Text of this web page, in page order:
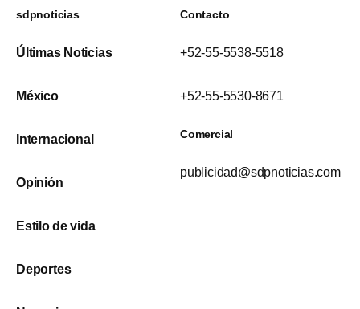
sdpnoticias
Últimas Noticias
México
Internacional
Opinión
Estilo de vida
Deportes
Contacto
+52-55-5538-5518
+52-55-5530-8671
Comercial
publicidad@sdpnoticias.com